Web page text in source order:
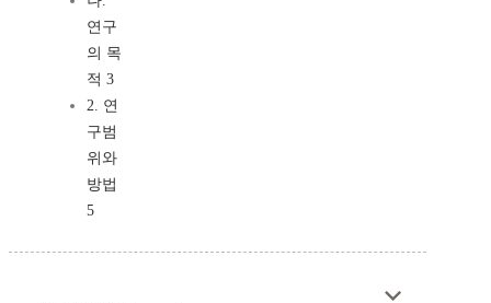
연구
의 목
적 3
2. 연
구범
위와
방법
5